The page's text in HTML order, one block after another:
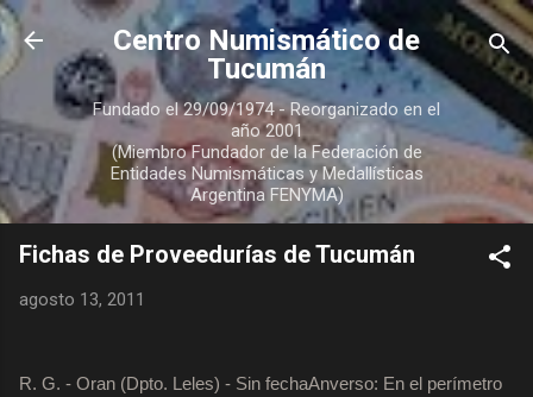
Ir al contenido principal
Centro Numismático de
Tucumán
Fundado el 29/09/1974 - Reorganizado en el
año 2001
(Miembro Fundador de la Federación de
Entidades Numismáticas y Medallísticas
Argentina FENYMA)
Fichas de Proveedurías de Tucumán
agosto 13, 2011
R. G. - Oran (Dpto. Leles) - Sin fechaAnverso: En el perímetro